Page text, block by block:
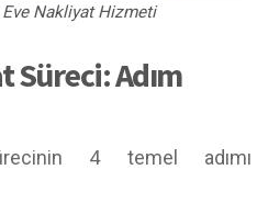
Nakliyat Hizmeti
Süreci: Adım
4 temel adımı